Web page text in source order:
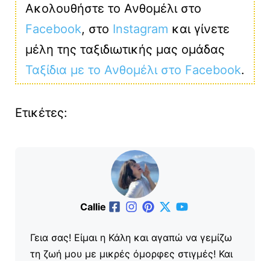
Ακολουθήστε το Ανθομέλι στο
Facebook, στο Instagram και γίνετε
μέλη της ταξιδιωτικής μας ομάδας
Ταξίδια με το Ανθομέλι στο Facebook.
Ετικέτες:
Callie
Γεια σας! Είμαι η Κάλη και αγαπώ να γεμίζω
τη ζωή μου με μικρές όμορφες στιγμές! Και